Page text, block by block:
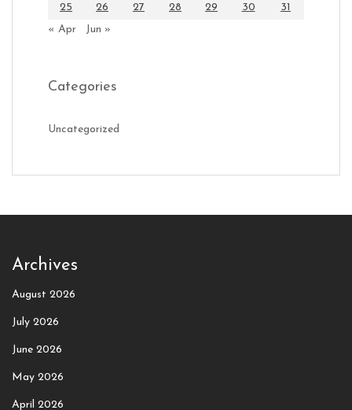
25 26 27 28 29 30
31
« Apr
Jun »
Categories
Uncategorized
Archives
August 2026
July 2026
June 2026
May 2026
April 2026